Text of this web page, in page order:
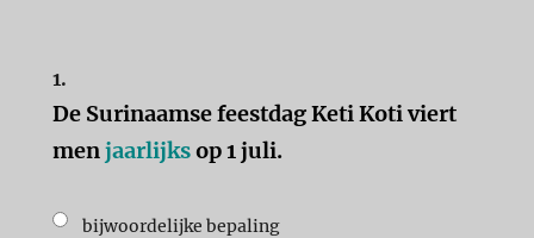
1.
De Surinaamse feestdag Keti Koti viert
menjaarlijksop 1 juli.
bijwoordelijke bepaling